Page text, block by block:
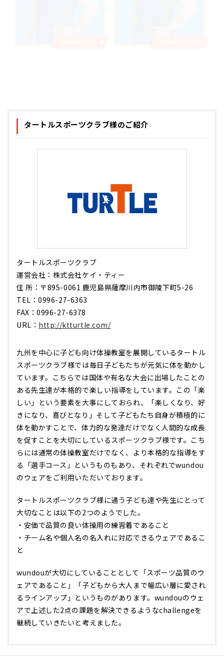
タートルスポーツクラブ様のご紹介
タートルスポーツクラブ
運営会社：株式会社ケイ・ティー
住 所：〒895-0061 鹿児島県薩摩川内市御陵下町5-26
TEL：0996-27-6363
FAX：0996-27-6378
URL： http://ktturtle.com/
九州を中心に子ども向け体操教室を展開しているタートル
スポーツクラブ様では毎日子どもたちが元気に体を動かし
ています。こちらでは国体や有名な大会に出場したことの
ある先生達が本格的で楽しい指導をしています。この「楽
しい」という要素を大事にしておられ、「楽しくなり、好
きになり、喜びとなり」そして子どもたち自身が積極的に
体を動かすことで、体力的な発達だけでなく人間的な成長
を促すことを大切にしているスポーツクラブ様です。こち
らには通常の体操教室だけでなく、より本格的な指導をす
る「選手コース」というものもあり、それぞれでwundou
のウェアをご利用いただいております。
タートルスポーツクラブ様に通う子ども達や先生にとって
大切なことは以下の2つのようでした。
・安価で品質の良い体操用の練習着であること
・チーム名や個人名の名入れに対応できるウェアであるこ
と
wundouが大切にしていることとして「スポーツ品質のウ
ェアであること」「子どもから大人まで幅広い層に愛され
るラインアップ」というものがあります。wundouのウェ
アで上述した2点の課題を解決できるようなchallengeを
継続していきたいと考えました。